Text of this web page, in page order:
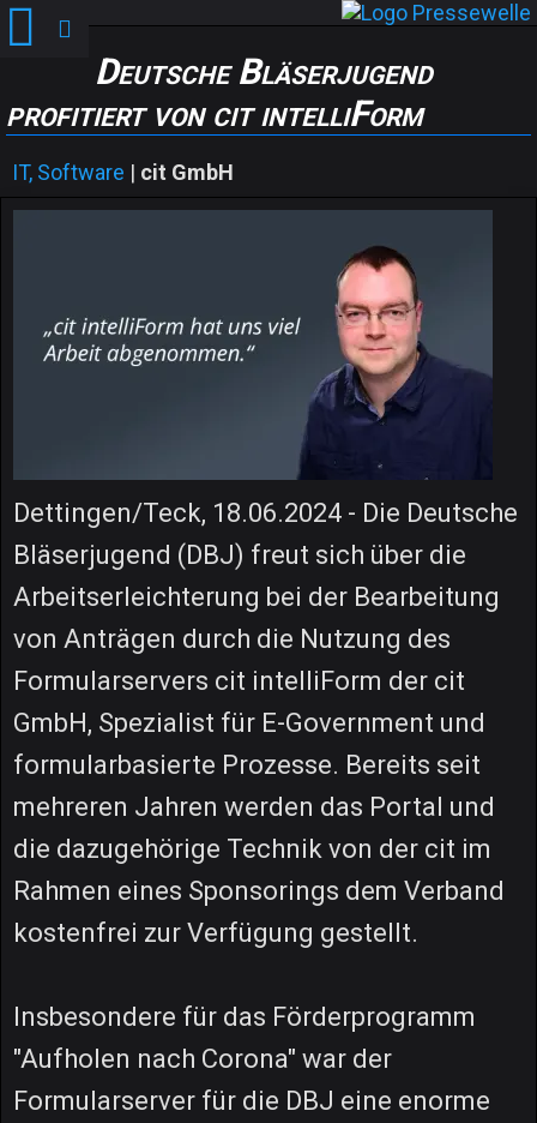
Deutsche Bläserjugend
profitiert von cit intelliForm
IT, Software | cit GmbH
Dettingen/Teck, 18.06.2024 - Die Deutsche
Bläserjugend (DBJ) freut sich über die
Arbeitserleichterung bei der Bearbeitung
von Anträgen durch die Nutzung des
Formularservers cit intelliForm der cit
GmbH, Spezialist für E-Government und
formularbasierte Prozesse. Bereits seit
mehreren Jahren werden das Portal und
die dazugehörige Technik von der cit im
Rahmen eines Sponsorings dem Verband
kostenfrei zur Verfügung gestellt.
Insbesondere für das Förderprogramm
"Aufholen nach Corona" war der
Formularserver für die DBJ eine enorme